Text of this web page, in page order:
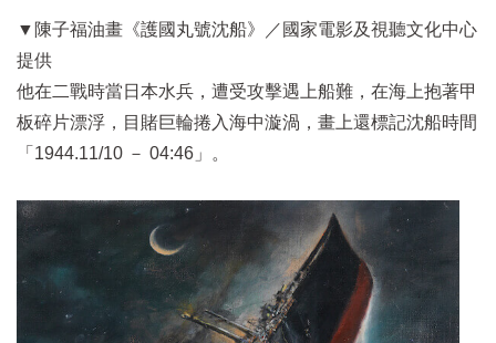
▼陳子福油畫《護國丸號沈船》／ 國家電影及視聽文化中心
提供
他在二戰時當日本水兵，遭受攻擊遇上船難，在海上抱著甲
板碎片漂浮，目賭巨輪捲入海中漩渦，畫上還標記沈船時間
「1944.11/10 － 04:46」。